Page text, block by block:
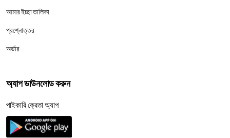
আমার ইচ্ছা তালিকা
প্রশ্নোত্তর
অর্ডার
অ্যাপ ডাউনলোড করুন
পাইকারি ক্রেতা অ্যাপ